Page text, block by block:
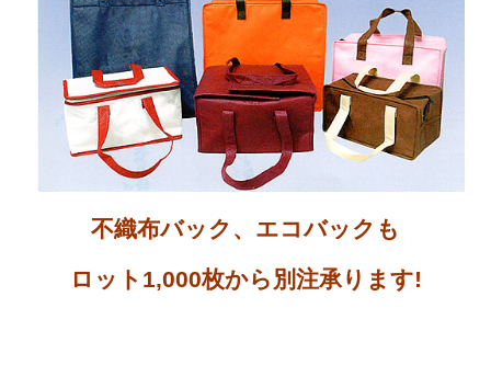
不織布バック、エコバックも
ロット1,000枚から別注承ります!